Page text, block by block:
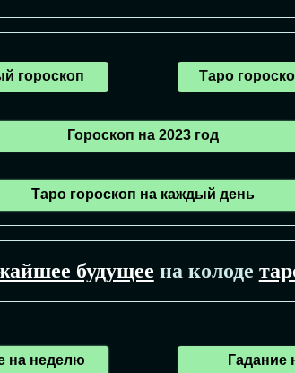
гороскоп Таро
Гороскоп на 2023 год
Таро гороскоп на каждый день
будущее на колоде
на неделю Гадание